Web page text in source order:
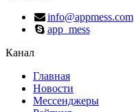
info@appmess.com
app_mess
Канал
Главная
Новости
Мессенджеры